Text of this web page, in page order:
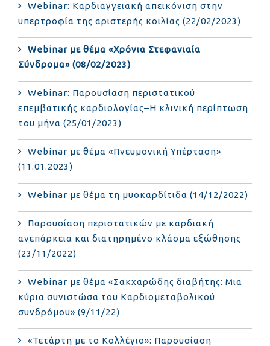
Webinar: Καρδιαγγειακή απεικόνιση στην
υπερτροφία της αριστερής κοιλίας (22/02/2023)
Webinar με θέμα «Χρόνια Στεφανιαία
Σύνδρομα» (08/02/2023)
Webinar: Παρουσίαση περιστατικού
επεμβατικής καρδιολογίας–Η κλινική περίπτωση
του μήνα (25/01/2023)
Webinar με θέμα «Πνευμονική Υπέρταση»
(11.01.2023)
Webinar με θέμα τη μυοκαρδίτιδα (14/12/2022)
Παρουσίαση περιστατικών με καρδιακή
ανεπάρκεια και διατηρημένο κλάσμα εξώθησης
(23/11/2022)
Webinar με θέμα «Σακχαρώδης διαβήτης: Μια
κύρια συνιστώσα του Καρδιομεταβολικού
συνδρόμου» (9/11/22)
«Τετάρτη με το Κολλέγιο»: Παρουσίαση